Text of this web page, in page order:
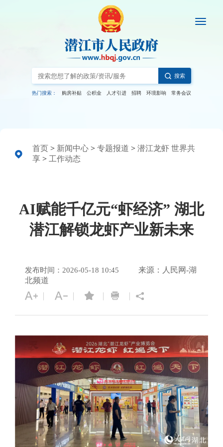
搜索
热门搜索： 购房补贴 公积金 人才引进 招聘 环境影响 常务会议
首页 > 新闻中心 > 专题报道 > 潜江龙虾 世界共
享 > 工作动态
AI赋能千亿元“虾经济” 湖北
潜江解锁龙虾产业新未来
发布时间：2026-05-18 10:45
来源：人民网-湖
北频道